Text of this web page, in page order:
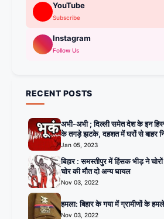
YouTube
Subscribe
Instagram
Follow Us
RECENT POSTS
अभी-अभी ; दिल्ली समेत देश के इन
के तगड़े झटके, दहशत में घरों से बाहर
Jan 05, 2023
बिहार : समस्तीपुर में हिंसक भीड़ ने
चोर की मौत दो अन्य घायल
Nov 03, 2022
हमला: बिहार के गया में ग्रामीणों के
Nov 03, 2022